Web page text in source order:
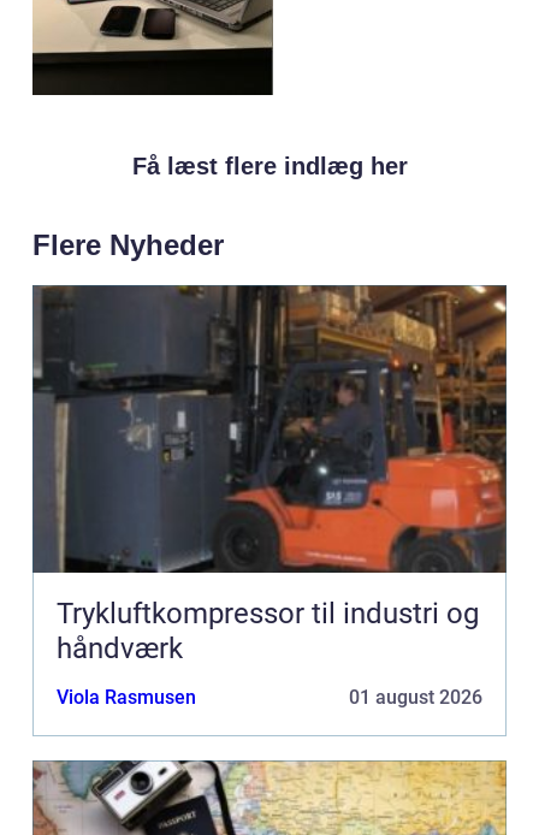
Få læst flere indlæg her
Flere Nyheder
Trykluftkompressor til industri og
håndværk
Viola Rasmusen 01 august 2026